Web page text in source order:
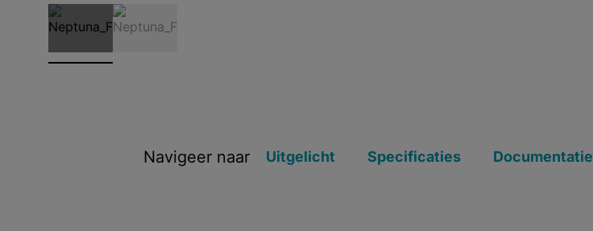
Navigeer naar Uitgelicht Specificaties Documentatie